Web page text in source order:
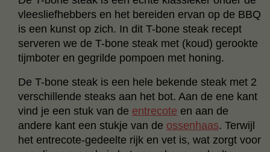
vleesliefhebbers en het bereiden ervan op de BBQ
is een kunst op zich. In dit T-bone steak recept
serveren we de T-bone steak met (koud) gerookte
tijmboter en gegrilde pompoen met honing.
De T-bone steak is een hele bekende steak met 2
verschillende steaks aan het bot. Aan de ene kant
vind je een stuk van de entrecote en aan de
andere kant een stukje van de ossenhaas. Terwijl
het entrecote-gedeelte rijk en vet is, wat zorgt voor